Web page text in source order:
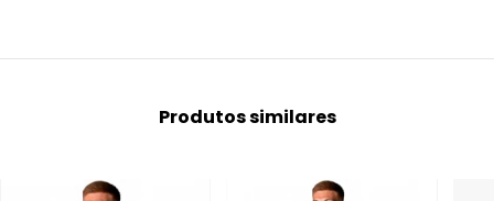
Produtos similares